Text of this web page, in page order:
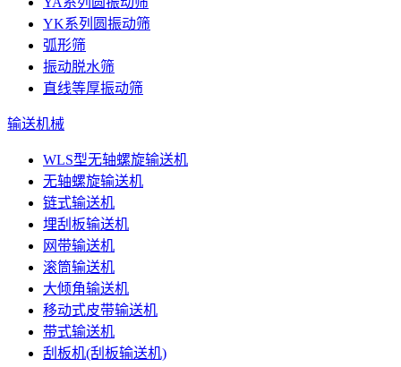
YK系列圆振动筛
弧形筛
振动脱水筛
直线等厚振动筛
输送机械
WLS型无轴螺旋输送机
无轴螺旋输送机
链式输送机
埋刮板输送机
网带输送机
滚筒输送机
大倾角输送机
移动式皮带输送机
带式输送机
刮板机(刮板输送机)